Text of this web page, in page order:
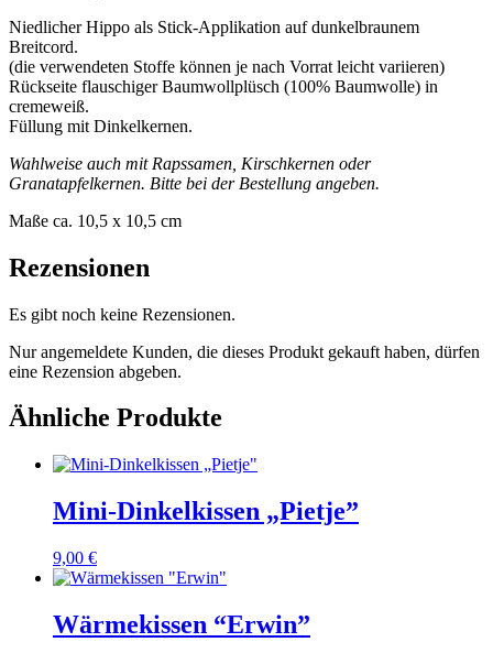
Niedlicher Hippo als Stick-Applikation auf dunkelbraunem
Breitcord.
(die verwendeten Stoffe können je nach Vorrat leicht variieren)
Rückseite flauschiger Baumwollplüsch (100% Baumwolle) in
cremeweiß.
Füllung mit Dinkelkernen.
Wahlweise auch mit Rapssamen, Kirschkernen oder
Granatapfelkernen. Bitte bei der Bestellung angeben.
Maße ca. 10,5 x 10,5 cm
Rezensionen
Es gibt noch keine Rezensionen.
Nur angemeldete Kunden, die dieses Produkt gekauft haben, dürfen
eine Rezension abgeben.
Ähnliche Produkte
Mini-Dinkelkissen „Pietje”
9,00 €
Wärmekissen “Erwin”